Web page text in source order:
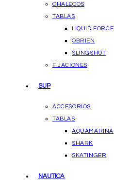
CHALECOS
TABLAS
LIQUID FORCE
OBRIEN
SLINGSHOT
FIJACIONES
SUP
ACCESORIOS
TABLAS
AQUAMARINA
SHARK
SKATINGER
NAUTICA